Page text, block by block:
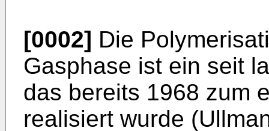
[0002] Die
Gasphase ist ein seit
das bereits 1968 zum
realisiert wurde